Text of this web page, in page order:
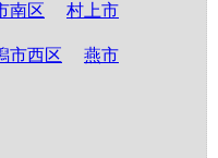
南区 村上市
市西区 燕市